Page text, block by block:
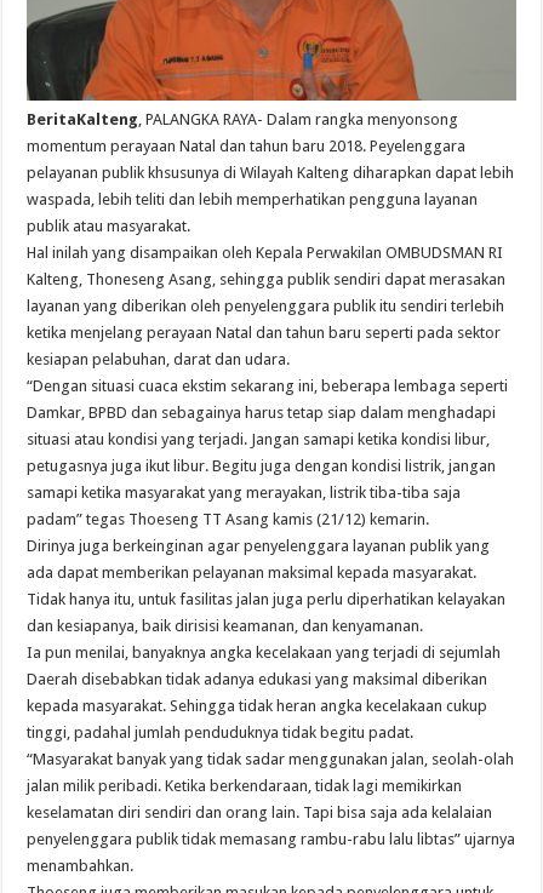
BeritaKalteng, PALANGKA RAYA- Dalam rangka menyonsong
momentum perayaan Natal dan tahun baru 2018. Peyelenggara
pelayanan publik khsusunya di Wilayah Kalteng diharapkan dapat lebih
waspada, lebih teliti dan lebih memperhatikan pengguna layanan
publik atau masyarakat.
Hal inilah yang disampaikan oleh Kepala Perwakilan OMBUDSMAN RI
Kalteng, Thoneseng Asang, sehingga publik sendiri dapat merasakan
layanan yang diberikan oleh penyelenggara publik itu sendiri terlebih
ketika menjelang perayaan Natal dan tahun baru seperti pada sektor
kesiapan pelabuhan, darat dan udara.
“Dengan situasi cuaca ekstim sekarang ini, beberapa lembaga seperti
Damkar, BPBD dan sebagainya harus tetap siap dalam menghadapi
situasi atau kondisi yang terjadi. Jangan samapi ketika kondisi libur,
petugasnya juga ikut libur. Begitu juga dengan kondisi listrik, jangan
samapi ketika masyarakat yang merayakan, listrik tiba-tiba saja
padam” tegas Thoeseng TT Asang kamis (21/12) kemarin.
Dirinya juga berkeinginan agar penyelenggara layanan publik yang
ada dapat memberikan pelayanan maksimal kepada masyarakat.
Tidak hanya itu, untuk fasilitas jalan juga perlu diperhatikan kelayakan
dan kesiapanya, baik dirisisi keamanan, dan kenyamanan.
Ia pun menilai, banyaknya angka kecelakaan yang terjadi di sejumlah
Daerah disebabkan tidak adanya edukasi yang maksimal diberikan
kepada masyarakat. Sehingga tidak heran angka kecelakaan cukup
tinggi, padahal jumlah penduduknya tidak begitu padat.
“Masyarakat banyak yang tidak sadar menggunakan jalan, seolah-olah
jalan milik peribadi. Ketika berkendaraan, tidak lagi memikirkan
keselamatan diri sendiri dan orang lain. Tapi bisa saja ada kelalaian
penyelenggara publik tidak memasang rambu-rabu lalu libtas” ujarnya
menambahkan.